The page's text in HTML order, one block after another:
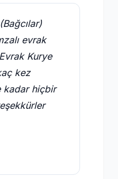
evrak
Kurye
kez
kadar hiçbir